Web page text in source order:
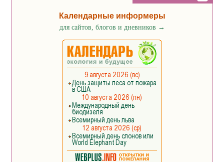
Календарные информеры
для сайтов, блогов и дневников →